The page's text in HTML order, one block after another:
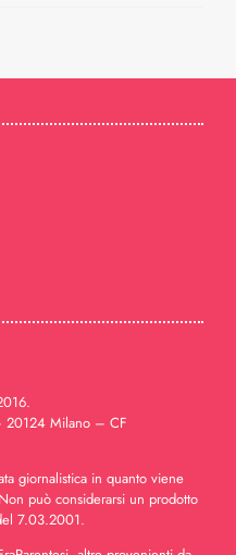
20124 Milano – CF
giornalistica in quanto viene
può considerarsi un prodotto
7.03.2001.